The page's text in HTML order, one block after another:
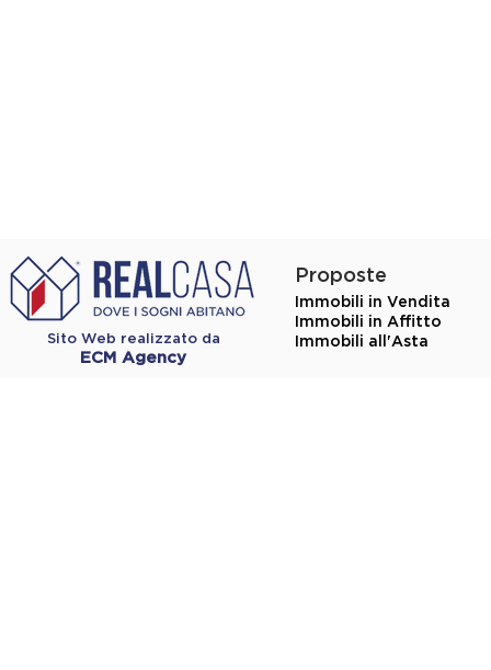
Sito Web realizzato da
ECM Agency
Proposte
Immobili in Vendita
Immobili in Affitto
Immobili all'Asta